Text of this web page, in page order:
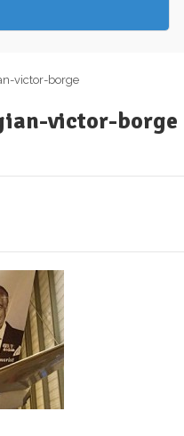
victor-borge
victor-borge